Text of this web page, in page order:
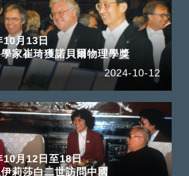
月13日
家崔琦獲諾貝爾物理學獎
2024-10-12
10月12日至18日
莉莎白二世訪問中國